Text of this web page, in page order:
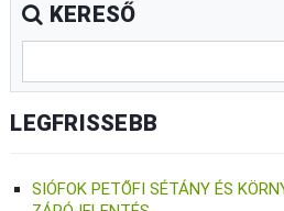
KERESŐ
LEGFRISSEBB
SIÓFOK PETŐFI SÉTÁNY ÉS